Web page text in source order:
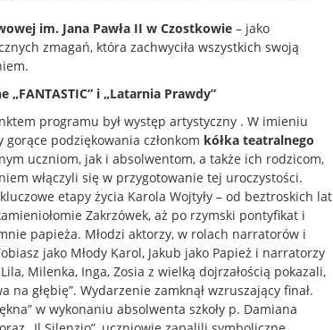
im. Jana Pawła II w Czostkowie – jako
zmagań, która zachwyciła wszystkich swoją
„FANTASTIC” i „Latarnia Prawdy”
programu był występ artystyczny . W imieniu
gorące podziękowania członkom kółka teatralnego
uczniom, jak i absolwentom, a także ich rodzicom,
włączyli się w przygotowanie tej uroczystości.
etapy życia Karola Wojtyły – od beztroskich lat
Zakrzówek, aż po rzymski pontyfikat i
papieża. Młodzi aktorzy, w rolach narratorów i
jako Młody Karol, Jakub jako Papież i narratorzy
Milenka, Inga, Zosia z wielką dojrzałością pokazali,
na głębię”. Wydarzenie zamknął wzruszający finał.
w wykonaniu absolwenta szkoły p. Damiana